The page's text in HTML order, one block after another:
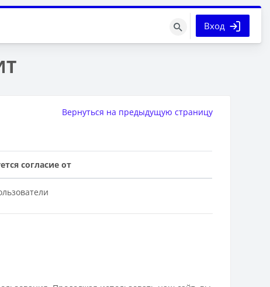
Поиск
курса
Вход
Вернуться на предыдущую страницу
согласие от